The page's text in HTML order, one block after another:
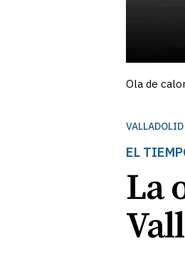
Ola de
VALLADOLID
EL
La